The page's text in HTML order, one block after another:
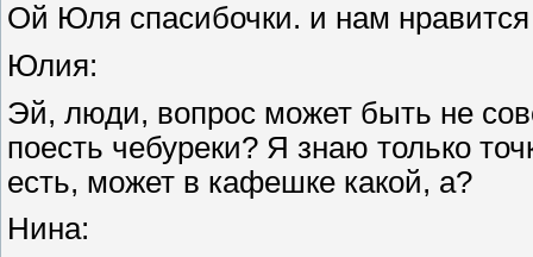
Ой Юля спасибочки. и нам
Юлия:
Эй, люди, вопрос может быть не
поесть чебуреки? Я знаю только
есть, может в кафешке какой, а?
Нина: